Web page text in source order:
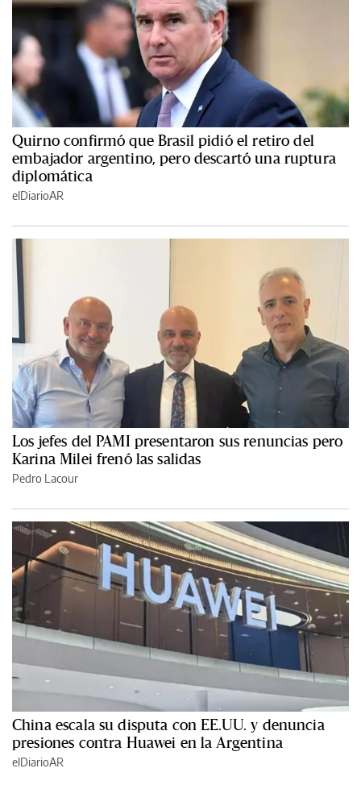
Quirno confirmó que Brasil pidió el retiro del
embajador argentino, pero descartó una ruptura
diplomática
elDiarioAR
Los jefes del PAMI presentaron sus renuncias pero
Karina Milei frenó las salidas
Pedro Lacour
China escala su disputa con EE.UU. y denuncia
presiones contra Huawei en la Argentina
elDiarioAR